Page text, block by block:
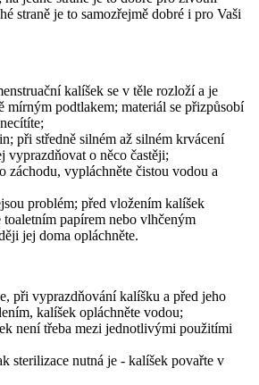
straně je to samozřejmě dobré i pro Vaši
kalíšek se v těle rozloží a je
mírným podtlakem; materiál se přizpůsobí
při středně silném až silném krvácení
vyprazdňovat o něco častěji;
záchodu, vypláchněte čistou vodou a
problém; před vložením kalíšek
toaletním papírem nebo vlhčeným
jej doma opláchněte.
při vyprazdňování kalíšku a před jeho
kalíšek opláchněte vodou;
není třeba mezi jednotlivými použitími
sterilizace nutná je - kalíšek povařte v